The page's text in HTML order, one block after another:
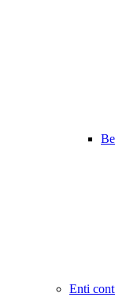
Enti